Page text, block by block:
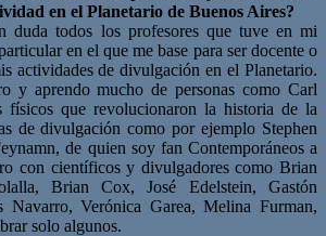
en el Planetario de Buenos Aires?
duda todos los profesores que tuve en mi
en el que me base para ser docente o
actividades de divulgación en el Planetario.
y aprendo mucho de personas como Carl
físicos que revolucionaron la historia de la
de divulgación como por ejemplo Stephen
de quien soy fan Contemporáneos a
con científicos y divulgadores como Brian
Brian Cox, José Edelstein, Gastón
Navarro, Verónica Garea, Melina Furman,
solo algunos.